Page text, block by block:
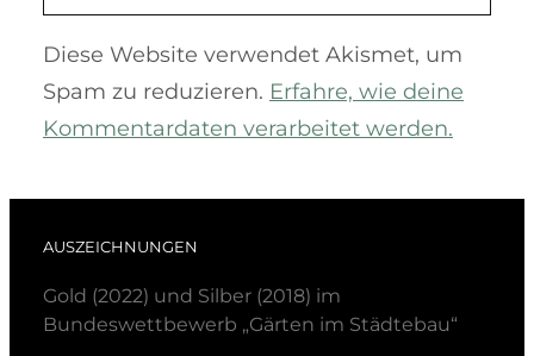
Diese Website verwendet Akismet, um
Spam zu reduzieren. Erfahre, wie deine
Kommentardaten verarbeitet werden.
AUSZEICHNUNGEN
Gold (2022) und Silber (2018) im
Bundeswettbewerb „Gärten im Städtebau“